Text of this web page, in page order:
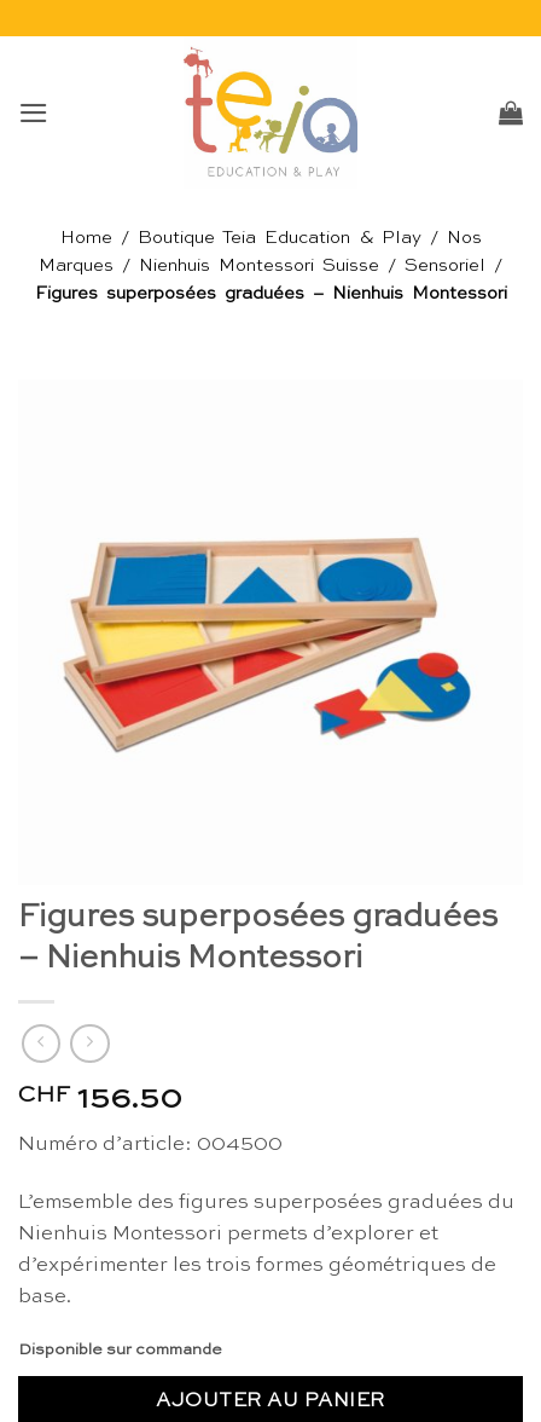
Home / Boutique Teia Education & Play/
Nos
Marques / Nienhuis Montessori Suisse / Sensoriel
/
Figures superposées graduées – Nienhuis Montessori
Figures superposées graduées
– Nienhuis Montessori
CHF 156.50
Numéro d’article: 004500
L’emsemble des figures superposées graduées du
Nienhuis Montessori permets d’explorer et
d’expérimenter les trois formes géométriques de
base.
Disponible sur commande
AJOUTER AU PANIER